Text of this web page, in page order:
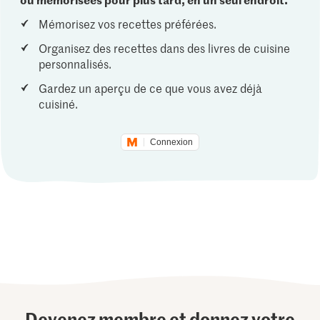
Mémorisez vos recettes préférées.
Organisez des recettes dans des livres de cuisine
personnalisés.
Gardez un aperçu de ce que vous avez déjà
cuisiné.
Connexion